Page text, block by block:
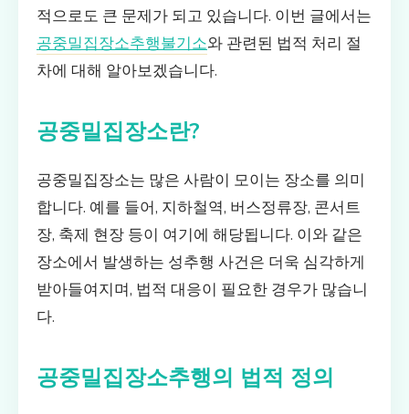
적으로도 큰 문제가 되고 있습니다. 이번 글에서는
공중밀집장소추행불기소와 관련된 법적 처리 절
차에 대해 알아보겠습니다.
공중밀집장소란?
공중밀집장소는 많은 사람이 모이는 장소를 의미
합니다. 예를 들어, 지하철역, 버스정류장, 콘서트
장, 축제 현장 등이 여기에 해당됩니다. 이와 같은
장소에서 발생하는 성추행 사건은 더욱 심각하게
받아들여지며, 법적 대응이 필요한 경우가 많습니
다.
공중밀집장소추행의 법적 정의